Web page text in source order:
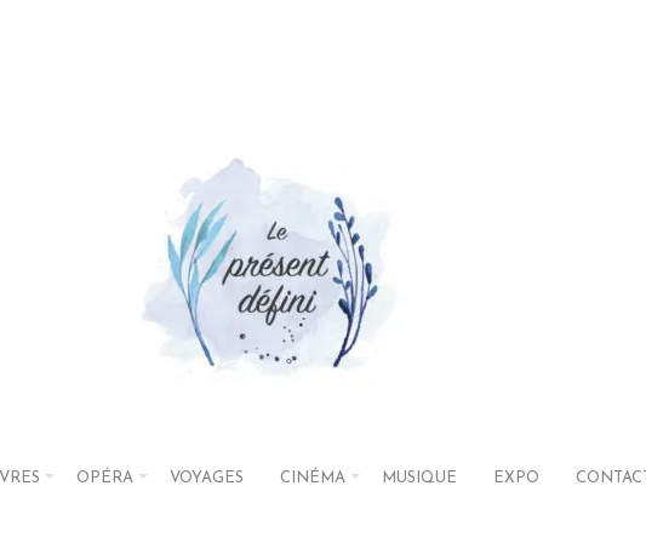
OPÉRA VOYAGES CINÉMA MUSIQUE EXPO CONTACT